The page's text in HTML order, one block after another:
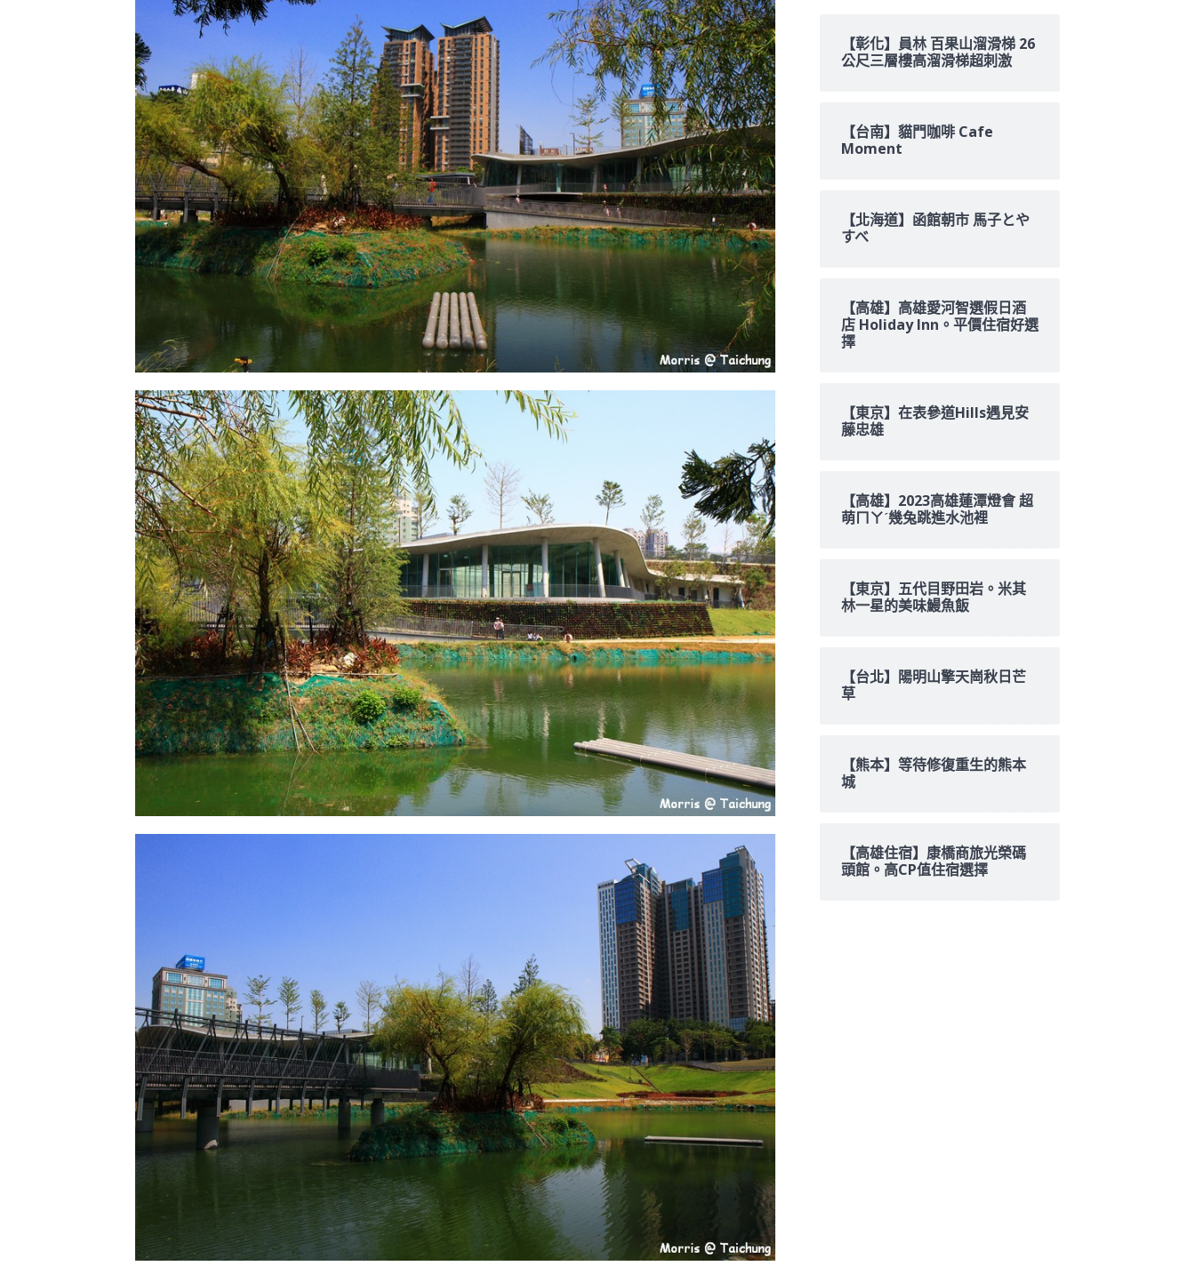
【彰化】員林 百果山溜滑梯 26
公尺三層樓高溜滑梯超刺激
【台南】貓門咖啡 Cafe
Moment
【北海道】函館朝市 馬子とや
すべ
【高雄】高雄愛河智選假日酒
店 Holiday Inn。平價住宿好選
擇
【東京】在表參道Hills遇見安
藤忠雄
【高雄】2023高雄蓮潭燈會 超
萌ㄇㄚˊ幾兔跳進水池裡
【東京】五代目野田岩。米其
林一星的美味鰻魚飯
【台北】陽明山擎天崗秋日芒
草
【熊本】等待修復重生的熊本
城
【高雄住宿】康橋商旅光榮碼
頭館。高CP值住宿選擇